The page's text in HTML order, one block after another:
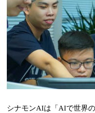
シナモンAIは「 AIで世界